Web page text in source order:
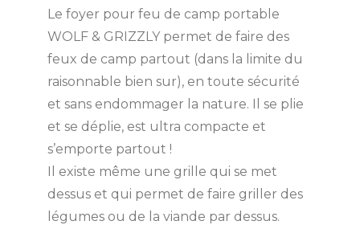
Le foyer pour feu de camp portable
WOLF & GRIZZLY permet de faire des
feux de camp partout (dans la limite du
raisonnable bien sur), en toute sécurité
et sans endommager la nature. Il se plie
et se déplie, est ultra compacte et
s’emporte partout !
Il existe même une grille qui se met
dessus et qui permet de faire griller des
légumes ou de la viande par dessus.